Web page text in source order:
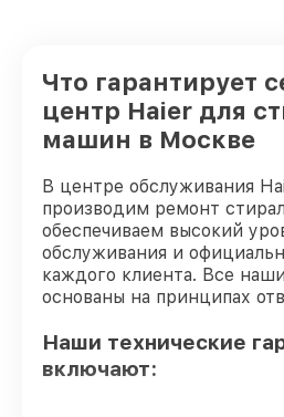
креплений, кнопок) стиральной
Haier
Ремонт платы управления
(восстановление) стиральной
Замена ТЭН стиральной машины
Замена блока управления
машины Haier
стиральной машины Haier
Что гарантирует
центр Haier для
машин в Москве
В центре обслуживания
производим ремонт
обеспечиваем высокий
обслуживания и
каждого клиента. Все
основаны на принципах
Наши технические
включают: